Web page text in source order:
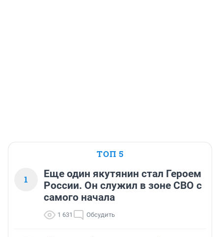
ТОП 5
1
Еще один якутянин стал Героем
России. Он служил в зоне СВО с
самого начала
1 631 Обсудить